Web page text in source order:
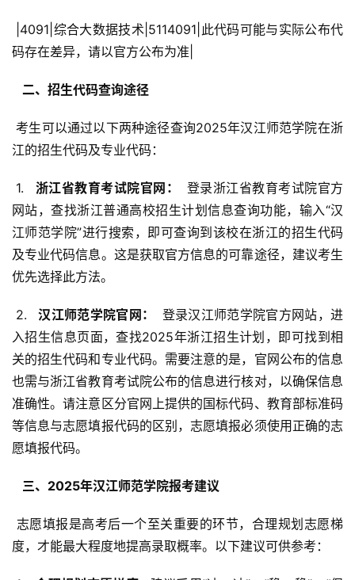
码存在差异，请以官方公布为准|
  二、招生代码查询途径
考生可以通过以下两种途径查询2025年汉江师范学院在浙
江的招生代码及专业代码：
1.
  浙江省教育考试院官网：
登录浙江省教育考试院官方
网站，查找浙江普通高校招生计划信息查询功能，输入“汉
江师范学院”进行搜索，即可查询到该校在浙江的招生代码
及专业代码信息。这是获取官方信息的可靠途径，建议考生
优先选择此方法。
2.
  汉江师范学院官网：
登录汉江师范学院官方网站，进
入招生信息页面，查找2025年浙江招生计划，即可找到相
关的招生代码和专业代码。需要注意的是，官网公布的信息
也需与浙江省教育考试院公布的信息进行核对，以确保信息
准确性。请注意区分官网上提供的国标代码、教育部标准码
等信息与志愿填报代码的区别，志愿填报必须使用正确的志
愿填报代码。
  三、2025年汉江师范学院报考建议
度，才能最大程度地提高录取概率。以下建议可供参考：